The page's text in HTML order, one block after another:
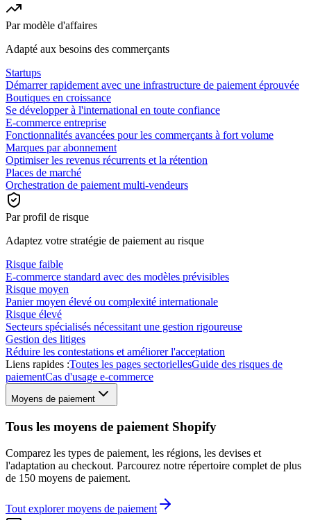
Par modèle d'affaires
Adapté aux besoins des commerçants
Startups
Démarrer rapidement avec une infrastructure de paiement éprouvée
Boutiques en croissance
Se développer à l'international en toute confiance
E-commerce entreprise
Fonctionnalités avancées pour les commerçants à fort volume
Marques par abonnement
Optimiser les revenus récurrents et la rétention
Places de marché
Orchestration de paiement multi-vendeurs
Par profil de risque
Adaptez votre stratégie de paiement au risque
Risque faible
E-commerce standard avec des modèles prévisibles
Risque moyen
Panier moyen élevé ou complexité internationale
Risque élevé
Secteurs spécialisés nécessitant une gestion rigoureuse
Gestion des litiges
Réduire les contestations et améliorer l'acceptation
Liens rapides :Toutes les pages sectoriellesGuide des risques de
paiementCas d'usage e-commerce
Moyens de paiement
Tous les moyens de paiement Shopify
Comparez les types de paiement, les régions, les devises et
l'adaptation au checkout. Parcourez notre répertoire complet de plus
de 150 moyens de paiement.
Tout explorer moyens de paiement